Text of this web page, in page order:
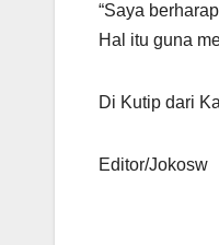
“Saya
Hal itu guna
Di Kutip dari
Editor/Jokosw